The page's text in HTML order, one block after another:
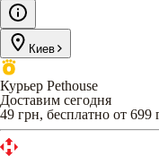
Киев
Курьер Pethouse
Доставим сегодня
49 грн, бесплатно от 699